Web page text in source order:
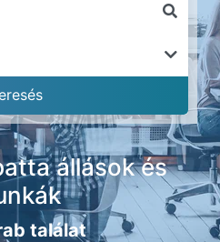
állások és
találat